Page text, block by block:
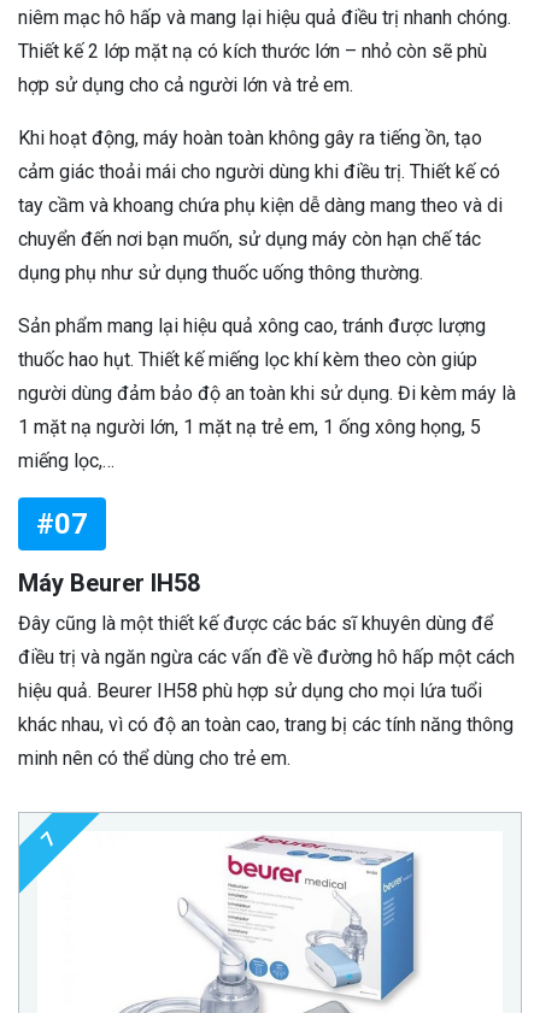
niêm mạc hô hấp và mang lại hiệu quả điều trị nhanh chóng.
Thiết kế 2 lớp mặt nạ có kích thước lớn – nhỏ còn sẽ phù
hợp sử dụng cho cả người lớn và trẻ em.
Khi hoạt động, máy hoàn toàn không gây ra tiếng ồn, tạo
cảm giác thoải mái cho người dùng khi điều trị. Thiết kế có
tay cầm và khoang chứa phụ kiện dễ dàng mang theo và di
chuyển đến nơi bạn muốn, sử dụng máy còn hạn chế tác
dụng phụ như sử dụng thuốc uống thông thường.
Sản phẩm mang lại hiệu quả xông cao, tránh được lượng
thuốc hao hụt. Thiết kế miếng lọc khí kèm theo còn giúp
người dùng đảm bảo độ an toàn khi sử dụng. Đi kèm máy là
1 mặt nạ người lớn, 1 mặt nạ trẻ em, 1 ống xông họng, 5
miếng lọc,…
#07
Máy Beurer IH58
Đây cũng là một thiết kế được các bác sĩ khuyên dùng để
điều trị và ngăn ngừa các vấn đề về đường hô hấp một cách
hiệu quả. Beurer IH58 phù hợp sử dụng cho mọi lứa tuổi
khác nhau, vì có độ an toàn cao, trang bị các tính năng thông
minh nên có thể dùng cho trẻ em.
7